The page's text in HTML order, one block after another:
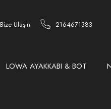
Bize Ulaşın 2164671383
LOWA AYAKKABI & BOT